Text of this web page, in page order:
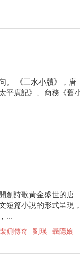
。 《三水小牘》，唐
平廣記》、商務《舊
創詩歌黃金盛世的唐
短篇小說的形式呈現，
...
裴鉶傳奇 劉瑛 聶隱娘